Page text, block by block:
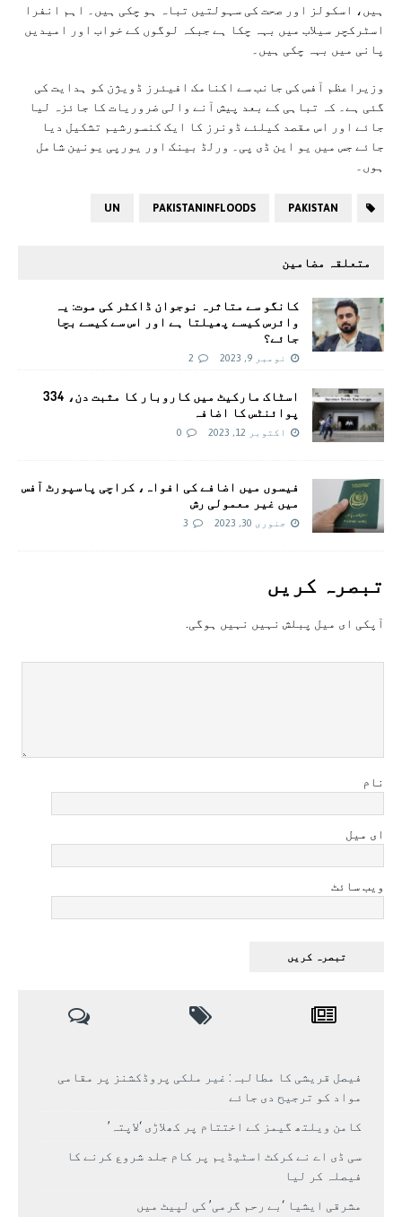
ہیں، اسکولز اور صحت کی سہولتیں تباہ ہو چکی ہیں۔ اہم انفرا
اسٹرکچر سیلاب میں بہہ چکا ہے جبکہ لوگوں کے خواب اور امیدیں
پانی میں بہہ چکی ہیں۔
وزیراعظم آفس کی جانب سے اکنامک افیئرز ڈویژن کو ہدایت کی
گئی ہے۔ کہ تباہی کے بعد پیش آنے والی ضروریات کا جائزہ لیا
جائے اور اس مقصد کیلئے ڈونرز کا ایک کنسورشیم تشکیل دیا
جائے جس میں یو این ڈی پی۔ ورلڈ بینک اور یورپی یونین شامل
ہوں۔
PAKISTAN
PAKISTANINFLOODS
UN
متعلقہ مضامین
کانگو سے متاثرہ نوجوان ڈاکٹر کی موت: یہ
وائرس کیسے پھیلتا ہے اور اس سے کیسے بچا
جائے؟
نومبر 9, 2023 2
اسٹاک مارکیٹ میں کاروبار کا مثبت دن، 334
پوائنٹس کا اضافہ
اکتوبر 12, 2023 0
فیسوں میں اضافے کی افواہ، کراچی پاسپورٹ آفس
میں غیر معمولی رش
جنوری 30, 2023 3
تبصرہ کريں
آپکی ای ميل پبلش نہيں نہيں ہوگی.
نام
ای میل
ویب سائٹ
فیصل قریشی کا مطالبہ: غیر ملکی پروڈکشنز پر مقامی
مواد کو ترجیح دی جائے
کامن ویلتھ گیمز کے اختتام پر کھلاڑی ‘لاپتہ’
سی ڈی اے نے کرکٹ اسٹیڈیم پر کام جلد شروع کرنے کا
فیصلہ کر لیا
مشرقی ایشیا ‘بے رحم گرمی’ کی لپیٹ میں